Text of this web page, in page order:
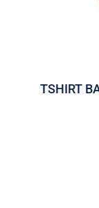
TSHIRT